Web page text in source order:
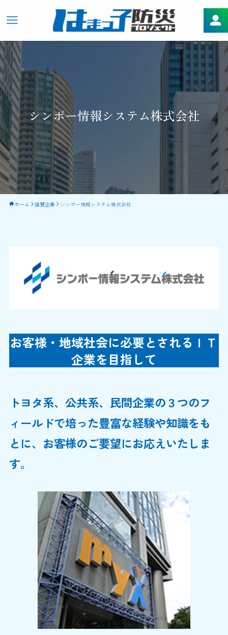
シンポー情報システム株式会社
ホーム 協賛企業 シンポー情報システム株式会社
お客様・地域社会に必要とされるＩＴ
企業を目指して
トヨタ系、公共系、民間企業の３つのフ
ィールドで培った豊富な経験や知識をも
とに、お客様のご要望にお応えいたしま
す。